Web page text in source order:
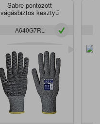
Sabre pontozott
vágásbiztos kesztyű
A640G7RL